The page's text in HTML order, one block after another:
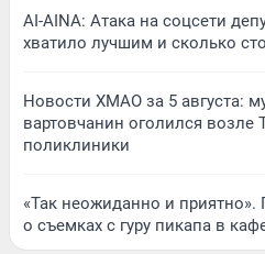
AI-AINA: Атака на соцсети
хватило лучшим и сколько
Новости ХМАО за 5 августа:
вартовчанин оголился
поликлиники
«Так неожиданно и
о съемках с гуру пикапа в